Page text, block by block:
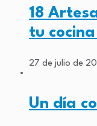
18
tu
27 de julio de
Un día